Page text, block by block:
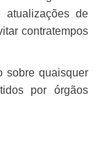
de
contratempos
sobre quaisquer
por órgãos